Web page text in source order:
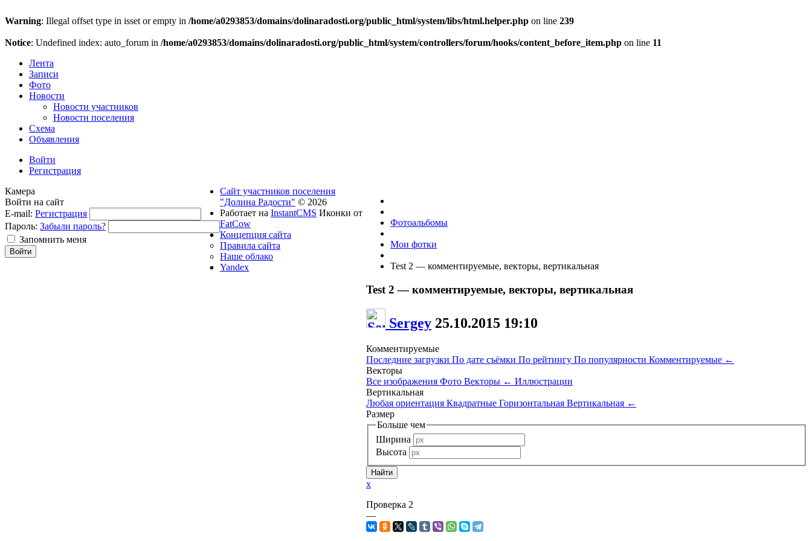
Warning: Illegal offset type in isset or empty in /home/a0293853/domains/dolinaradosti.org/public_html/system/libs/html.helper.php on line 239
Notice: Undefined index: auto_forum in /home/a0293853/domains/dolinaradosti.org/public_html/system/controllers/forum/hooks/content_before_item.php on line 11
Лента
Записи
Фото
Новости
Новости участников
Новости поселения
Схема
Объявления
Войти
Регистрация
Фотоальбомы
Мои фотки
Test 2 — комментируемые, векторы, вертикальная
Test 2 — комментируемые, векторы, вертикальная
Sergey 25.10.2015 19:10
Комментируемые
Последние загрузки По дате съёмки По рейтингу По популярности Комментируемые ←
Векторы
Все изображения Фото Векторы ← Иллюстрации
Вертикальная
Любая ориентация Квадратные Горизонтальная Вертикальная ←
Размер
Больше чем
Ширина
Высота
x
Проверка 2
—
Камера
Войти на сайт
E-mail: Регистрация
Пароль: Забыли пароль?
Запомнить меня
Сайт участников поселения
"Долина Радости" © 2026
Работает на InstantCMS Иконки от
FatCow
Концепция сайта
Правила сайта
Наше облако
Yandex